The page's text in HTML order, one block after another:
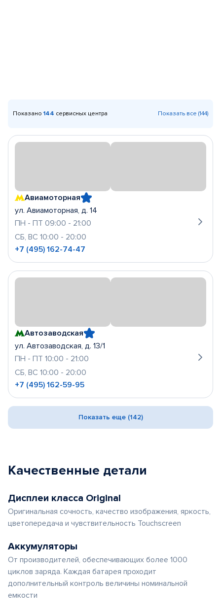
Показано 144 сервисных центра Показать все (144)
Авиамоторная
ул. Авиамоторная, д. 14
ПН - ПТ 09:00 - 21:00
СБ, ВС 10:00 - 20:00
+7 (495) 162-74-47
Автозаводская
ул. Автозаводская, д. 13/1
ПН - ПТ 10:00 - 21:00
СБ, ВС 10:00 - 20:00
+7 (495) 162-59-95
Показать еще (142)
Качественные детали
Дисплеи класса Original
Оригинальная сочность, качество изображения, яркость,
цветопередача и чувствительность Touchscreen
Аккумуляторы
От производителей, обеспечивающих более 1000
циклов заряда. Каждая батарея проходит
дополнительный контроль величины номинальной
емкости